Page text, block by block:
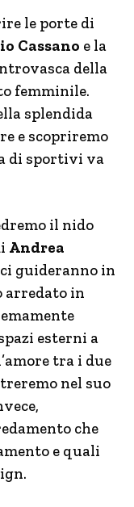
le porte di
Cassano e la
della
femminile.
splendida
e scopriremo
di sportivi va
il nido
Andrea
guideranno in
arredato in
esterni a
tra i due
nel suo
che
e quali